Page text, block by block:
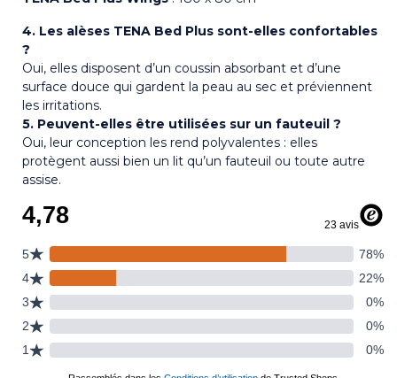
4. Les alèses TENA Bed Plus sont-elles confortables
?
Oui, elles disposent d’un coussin absorbant et d’une
surface douce qui gardent la peau au sec et préviennent
les irritations.
5. Peuvent-elles être utilisées sur un fauteuil ?
Oui, leur conception les rend polyvalentes : elles
protègent aussi bien un lit qu’un fauteuil ou toute autre
assise.